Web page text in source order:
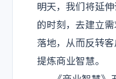
明天，我们将延
的时刻，去建立
落地，从而反转客
提炼商业智慧。